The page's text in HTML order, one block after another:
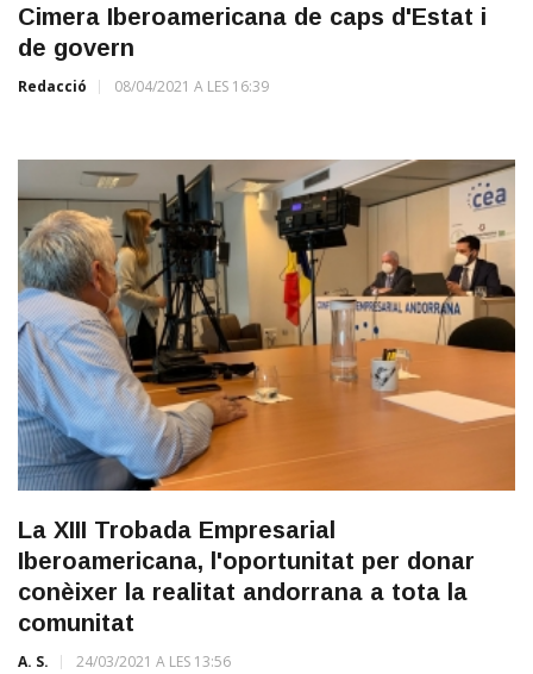
Cimera Iberoamericana de caps d'Estat i
de govern
Redacció 08/04/2021 A LES 16:39
La XIII Trobada Empresarial
Iberoamericana, l'oportunitat per donar
conèixer la realitat andorrana a tota la
comunitat
A. S. 24/03/2021 A LES 13:56